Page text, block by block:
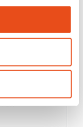
geografickej
vaše osobné